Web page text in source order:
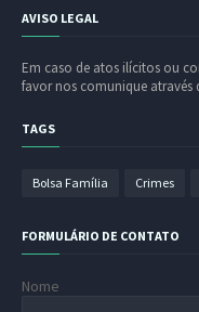
AVISO LEGAL
Em caso de atos ilícitos ou
favor nos comunique
TAGS
Bolsa Família Crimes
FORMULÁRIO DE CONTATO
Nome